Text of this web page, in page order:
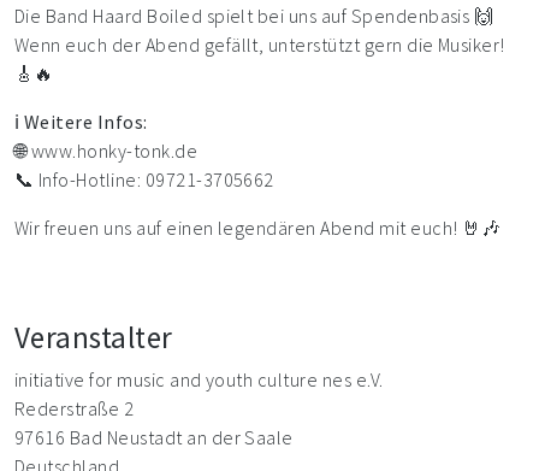
Die Band Haard Boiled spielt bei uns auf Spendenbasis 🙌
Wenn euch der Abend gefällt, unterstützt gern die Musiker!
🎸🔥
ℹ Weitere Infos:
🌐www.honky-tonk.de
📞 Info-Hotline: 09721-3705662
Wir freuen uns auf einen legendären Abend mit euch! 🤘🎶
Veranstalter
initiative for music and youth culture nes e.V.
Rederstraße 2
97616 Bad Neustadt an der Saale
Deutschland